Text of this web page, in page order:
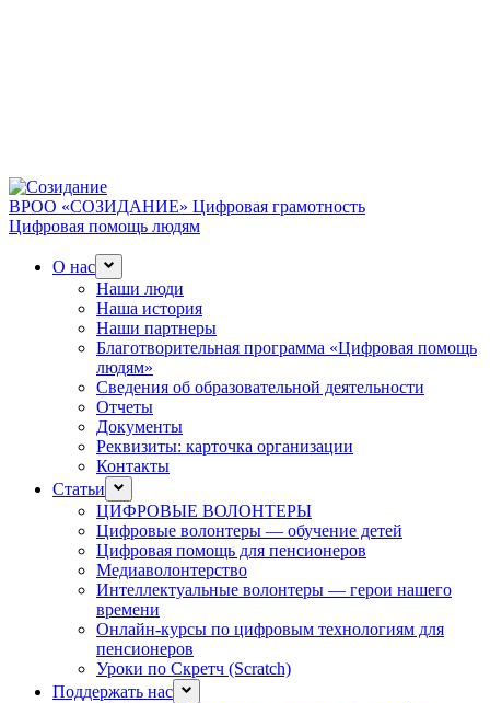
ВРОО «СОЗИДАНИЕ» Цифровая грамотность
Цифровая помощь людям
О нас
Наши люди
Наша история
Наши партнеры
Благотворительная программа «Цифровая помощь
людям»
Сведения об образовательной деятельности
Отчеты
Документы
Реквизиты: карточка организации
Контакты
Статьи
ЦИФРОВЫЕ ВОЛОНТЕРЫ
Цифровые волонтеры — обучение детей
Цифровая помощь для пенсионеров
Медиаволонтерство
Интеллектуальные волонтеры — герои нашего
времени
Онлайн-курсы по цифровым технологиям для
пенсионеров
Уроки по Скретч (Scratch)
Поддержать нас